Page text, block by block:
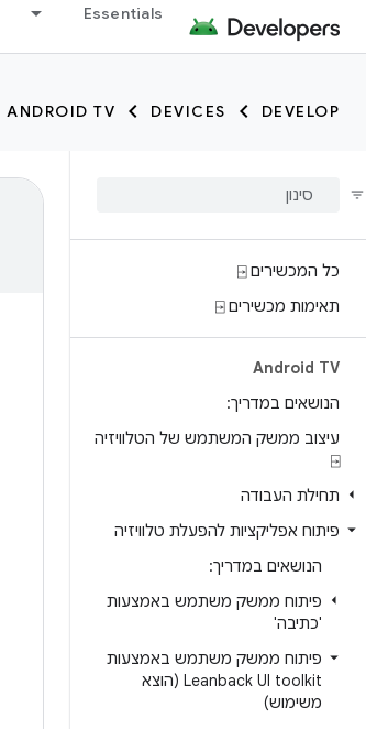
Essentials
DEVELOP
DEVICES
ANDROID TV
כל המכשירים ⍈
תאימות מכשירים ⍈
Android TV
הנושאים במדריך:
עיצוב ממשק המשתמש של הטלוויזיה
⍈
תחילת העבודה
פיתוח אפליקציות להפעלת טלוויזיה
הנושאים במדריך:
פיתוח ממשק משתמש באמצעות
'כתיבה'
פיתוח ממשק משתמש באמצעות
Leanback UI toolkit (הוצא
משימוש)